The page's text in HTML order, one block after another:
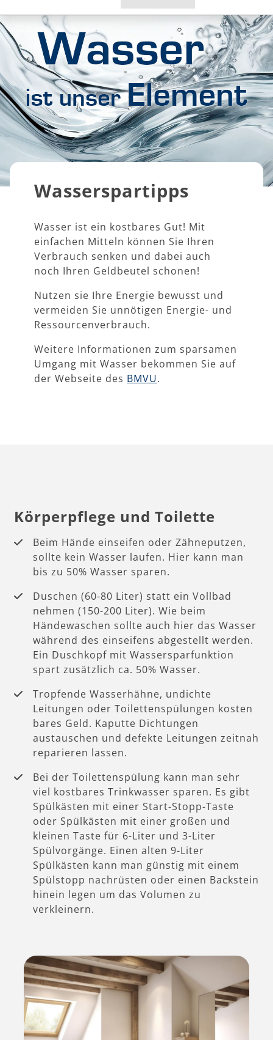
Wasserspartipps
Wasser ist ein kostbares Gut! Mit
einfachen Mitteln können Sie Ihren
Verbrauch senken und dabei auch
noch Ihren Geldbeutel schonen!
Nutzen sie Ihre Energie bewusst und
vermeiden Sie unnötigen Energie- und
Ressourcenverbrauch.
Weitere Informationen zum sparsamen
Umgang mit Wasser bekommen Sie auf
der Webseite des BMVU.
Körperpflege und Toilette
Beim Hände einseifen oder Zähneputzen,
sollte kein Wasser laufen. Hier kann man
bis zu 50% Wasser sparen.
Duschen (60-80 Liter) statt ein Vollbad
nehmen (150-200 Liter). Wie beim
Händewaschen sollte auch hier das Wasser
während des einseifens abgestellt werden.
Ein Duschkopf mit Wassersparfunktion
spart zusätzlich ca. 50% Wasser.
Tropfende Wasserhähne, undichte
Leitungen oder Toilettenspülungen kosten
bares Geld. Kaputte Dichtungen
austauschen und defekte Leitungen zeitnah
reparieren lassen.
Bei der Toilettenspülung kann man sehr
viel kostbares Trinkwasser sparen. Es gibt
Spülkästen mit einer Start-Stopp-Taste
oder Spülkästen mit einer großen und
kleinen Taste für 6-Liter und 3-Liter
Spülvorgänge. Einen alten 9-Liter
Spülkästen kann man günstig mit einem
Spülstopp nachrüsten oder einen Backstein
hinein legen um das Volumen zu
verkleinern.